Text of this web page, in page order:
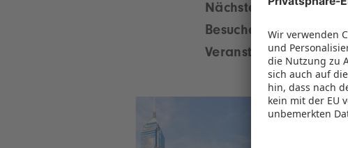
Nächste HKTDC Hong
Besucher:nur für
Veranstalter:Hong